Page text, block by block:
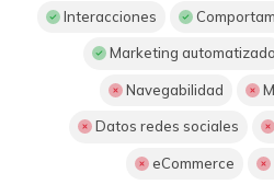
Interacciones
Marketing automatizado
Navegabilidad
Datos redes sociales
eCommerce